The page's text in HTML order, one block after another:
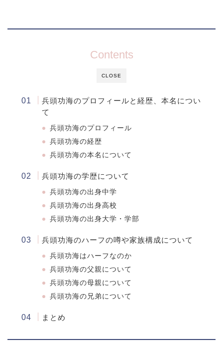
CLOSE
Contents
兵頭功海のプロフィールと経歴、本名につい
て
兵頭功海のプロフィール
兵頭功海の経歴
兵頭功海の本名について
兵頭功海の学歴について
兵頭功海の出身中学
兵頭功海の出身高校
兵頭功海の出身大学・学部
兵頭功海のハーフの噂や家族構成について
兵頭功海はハーフなのか
兵頭功海の父親について
兵頭功海の母親について
兵頭功海の兄弟について
まとめ